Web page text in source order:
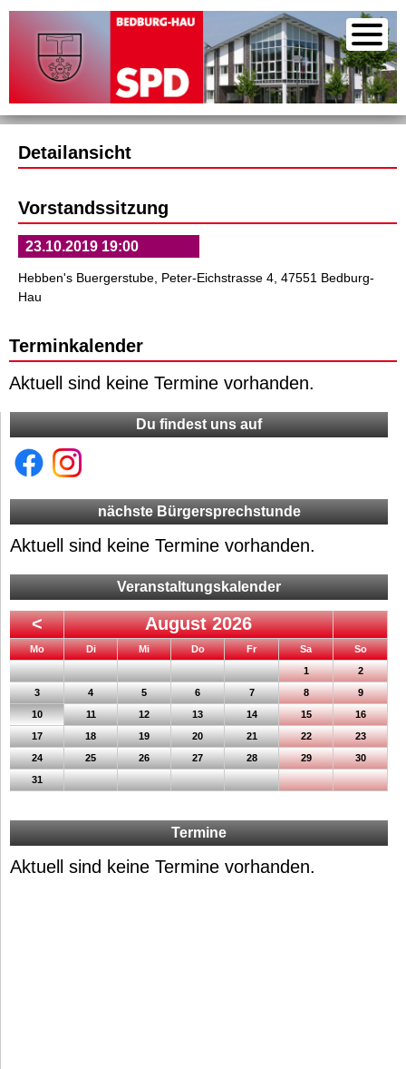
Detailansicht
Vorstandssitzung
23.10.2019 19:00
Hebben's Buergerstube, Peter-Eichstrasse 4, 47551 Bedburg-
Hau
Terminkalender
Aktuell sind keine Termine vorhanden.
Du findest uns auf
nächste Bürgersprechstunde
Aktuell sind keine Termine vorhanden.
Veranstaltungskalender
< August 2026
Montag Dienstag Mittwoch DonnerstagFreitag Samstag Sonntag
1
2
3
4 5 6 7 8
9
10
11 12 13 14 15
16
17
18 19 20 21 22
23
24
25 26 27 28 29
30
31
Termine
Aktuell sind keine Termine vorhanden.